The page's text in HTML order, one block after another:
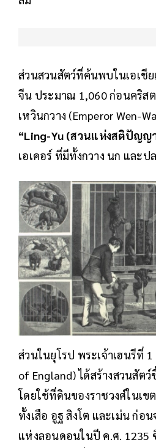
ส่วนสวนสัตว์ที่ค้นพบในเอเชี
จีน ประมาณ 1,060 ก่อนคริส
เหวินกวาง (Emperor Wen-
“Ling-Yu (สวนแห่งสติปัญญ
เอเคอร์ ที่มีทั้งกวาง นก และ
ส่วนในยุโรป พระเจ้าเฮนรีที่
of England) ได้สร้างสวนสัต
โดยใช้ที่ดินของราชวงศ์ในเ
ทั้งเสือ อูฐ สิงโต และเม่น ก่อ
แห่งลอนดอนในปี ค.ศ. 1235